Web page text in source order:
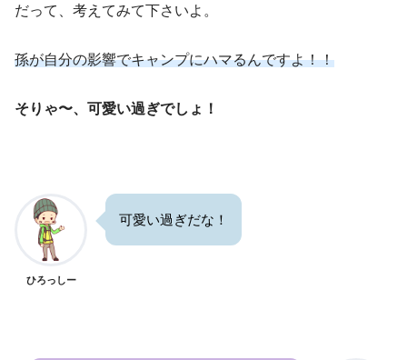
だって、考えてみて下さいよ。
孫が自分の影響でキャンプにハマるんですよ！！
そりゃ〜、可愛い過ぎでしょ！
ひろっしー
可愛い過ぎだな！